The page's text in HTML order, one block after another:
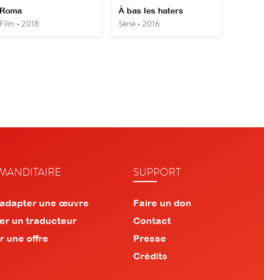
• 2018
À bas les haters
Série • 2016
une œuvre
un traducteur
une offre
SUPPORT
Faire un don
Contact
Presse
Crédits